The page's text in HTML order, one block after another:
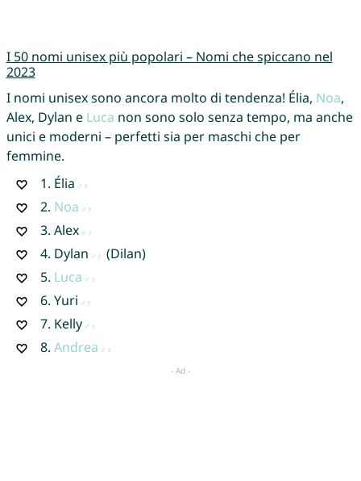
I 50 nomi unisex più popolari – Nomi che spiccano nel
2023
I nomi unisex sono ancora molto di tendenza! Élia, Noa,
Alex, Dylan e Luca non sono solo senza tempo, ma anche
unici e moderni – perfetti sia per maschi che per
femmine.
1. Élia
2. Noa
3. Alex
4. Dylan
(Dilan)
5. Luca
6. Yuri
7. Kelly
8. Andrea